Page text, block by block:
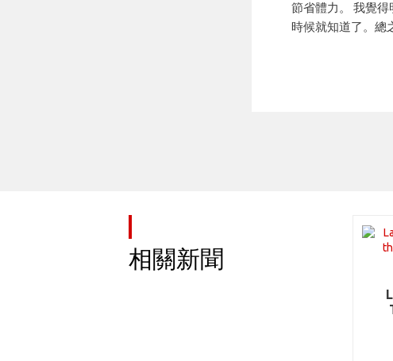
節省體力。 我覺
時候就知道了。總
相關新聞